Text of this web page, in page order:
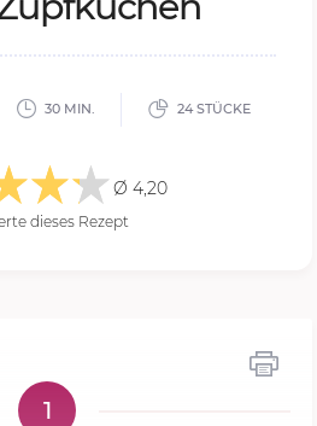
30 MIN. 24 STÜCKE
Ø 4,20
dieses Rezept
1